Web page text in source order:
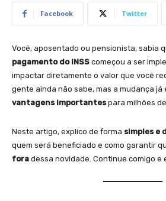
Facebook Twitter
Você, aposentado ou pensionista, sabia
pagamento do INSS começou a ser
impactar diretamente o valor que você
gente ainda não sabe, mas a mudança já
vantagens importantespara milhões
Neste artigo, explico de forma simples e
quem será beneficiado e como garantir
fora dessa novidade. Continue comigo e